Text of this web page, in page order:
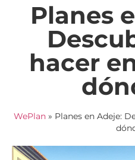
Planes
hacer
WePlan » Planes en Adeje: